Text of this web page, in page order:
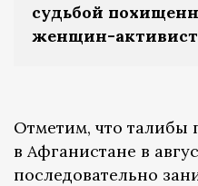
судьбой
женщин-
Отметим, что талибы
в Афганистане в
последовательно